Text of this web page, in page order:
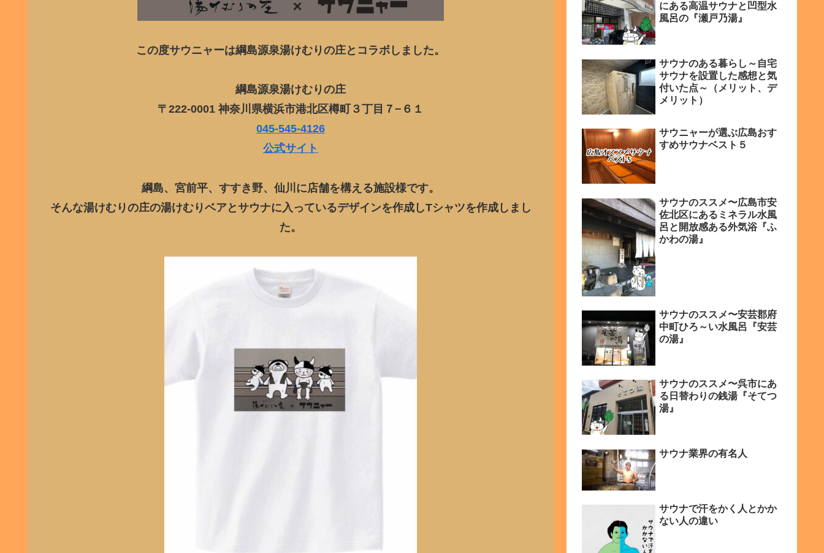
この度サウニャーは綱島源泉湯けむりの庄とコラボしました。
綱島源泉湯けむりの庄
〒222-0001 神奈川県横浜市港北区樽町３丁目７−６１
045-545-4126
公式サイト
綱島、宮前平、すすき野、仙川に店舗を構える施設様です。
そんな湯けむりの庄の湯けむりベアとサウナに入っているデザインを作成しTシャツを作成しまし
た。
にある高温サウナと凹型水
風呂の『瀬戸乃湯』
サウナのある暮らし～自宅
サウナを設置した感想と気
付いた点～（メリット、デ
メリット）
サウニャーが選ぶ広島おす
すめサウナベスト５
サウナのススメ〜広島市安
佐北区にあるミネラル水風
呂と開放感ある外気浴『ふ
かわの湯』
サウナのススメ〜安芸郡府
中町ひろ～い水風呂『安芸
の湯』
サウナのススメ〜呉市にあ
る日替わりの銭湯『そてつ
湯』
サウナ業界の有名人
サウナで汗をかく人とかか
ない人の違い